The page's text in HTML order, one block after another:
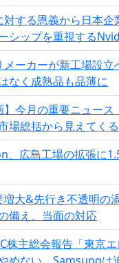
する恩義から日本企
シップを重視する
ーカーが新工場設立
なく成熟品も品薄に
】今月の重要ニュース
場総括から見えてくる
、広島工場の拡張に
大&先行き不透明の
備え、当面の対応
株主総会報告「東京エ